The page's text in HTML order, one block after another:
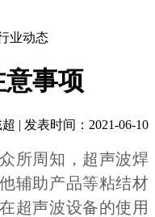
业动态
事项
| 发表时间：2021-06-10
所周知，超声波焊
辅助产品等粘结材
超声波设备的使用